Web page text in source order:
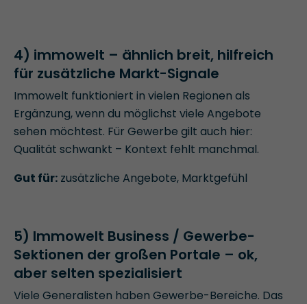
4) immowelt – ähnlich breit, hilfreich
für zusätzliche Markt-Signale
Immowelt funktioniert in vielen Regionen als
Ergänzung, wenn du möglichst viele Angebote
sehen möchtest. Für Gewerbe gilt auch hier:
Qualität schwankt – Kontext fehlt manchmal.
Gut für: zusätzliche Angebote, Marktgefühl
5) Immowelt Business / Gewerbe-
Sektionen der großen Portale – ok,
aber selten spezialisiert
Viele Generalisten haben Gewerbe-Bereiche. Das